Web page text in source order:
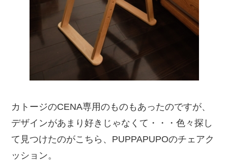
カトージのCENA専用のものもあったのですが、
デザインがあまり好きじゃなくて・・・色々探し
て見つけたのがこちら、PUPPAPUPOのチェアク
ッション。